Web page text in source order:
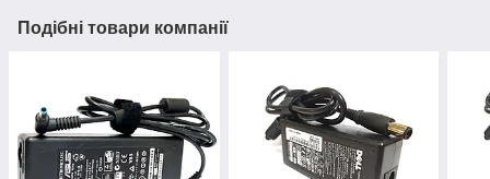
Подібні товари компанії